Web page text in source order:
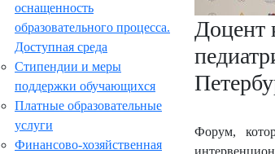
оснащенность
образовательного процесса.
Доступная среда
Стипендии и меры
поддержки обучающихся
Платные образовательные
услуги
Финансово-хозяйственная
Доцент
Форум,